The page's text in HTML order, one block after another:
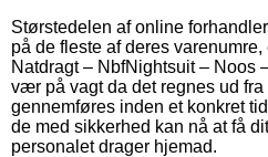
Størstedelen af online
på de fleste af deres
Natdragt – NbfNightsuit – Noos
vær på vagt da det regnes ud fra
gennemføres inden et konkret
de med sikkerhed kan nå at få
personalet drager hjemad.